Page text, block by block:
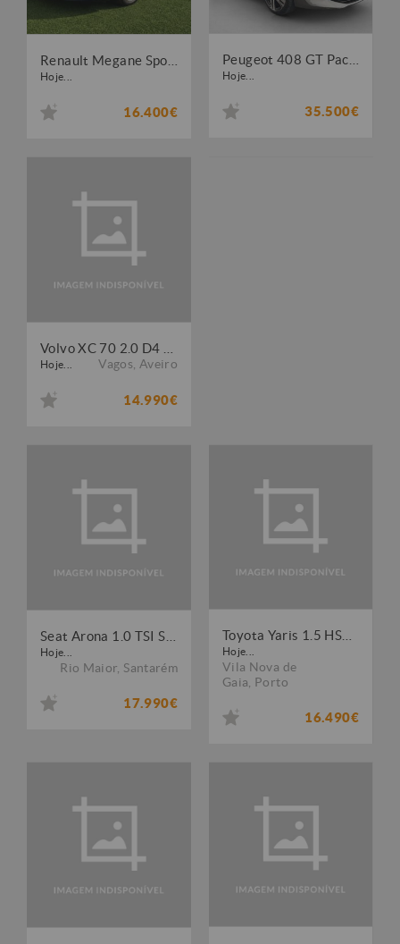
Hoje...
16.400€
Hoje...
35.500€
Hoje... Vagos Aveiro
14.990€
Hoje...
Rio Maior Santarém
17.990€
Hoje...
Vila Nova de
Gaia Porto
16.490€